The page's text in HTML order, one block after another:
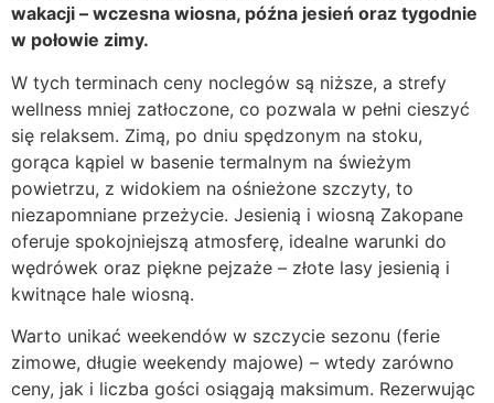
wakacji – wczesna wiosna, późna jesień oraz tygodnie
w połowie zimy.
W tych terminach ceny noclegów są niższe, a strefy
wellness mniej zatłoczone, co pozwala w pełni cieszyć
się relaksem. Zimą, po dniu spędzonym na stoku,
gorąca kąpiel w basenie termalnym na świeżym
powietrzu, z widokiem na ośnieżone szczyty, to
niezapomniane przeżycie. Jesienią i wiosną Zakopane
oferuje spokojniejszą atmosferę, idealne warunki do
wędrówek oraz piękne pejzaże – złote lasy jesienią i
kwitnące hale wiosną.
Warto unikać weekendów w szczycie sezonu (ferie
zimowe, długie weekendy majowe) – wtedy zarówno
ceny, jak i liczba gości osiągają maksimum. Rezerwując